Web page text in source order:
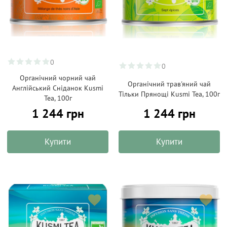
0
Органічний чорний чай
Англійський Сніданок Kusmi
Tea, 100г
1 244 грн
Купити
0
Органічний трав'яний чай
Тільки Прянощі Kusmi Tea, 100г
1 244 грн
Купити